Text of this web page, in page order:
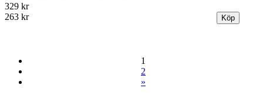
329 kr
263 kr
1
2
»